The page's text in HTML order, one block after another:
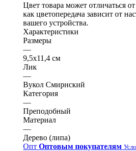
Цвет товара может отличаться
как цветопередача зависит от
вашего устройства.
Характеристики
Размеры
—
9,5х11,4 см
Лик
—
Вукол Смирнский
Категория
—
Преподобный
Материал
—
Дерево (липа)
Опт Оптовым покупателям